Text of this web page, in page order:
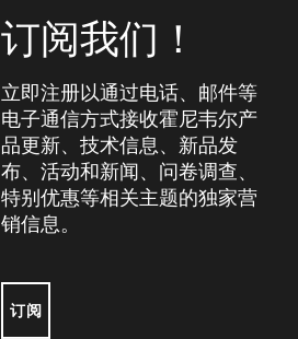
订阅我们！
立即注册以通过电话、邮件等
电子通信方式接收霍尼韦尔产
品更新、技术信息、新品发
布、活动和新闻、问卷调查、
特别优惠等相关主题的独家营
销信息。
订阅